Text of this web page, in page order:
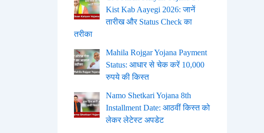
Kist Kab Aayegi 2026: जानें
तारीख और Status Check का
तरीका
Mahila Rojgar Yojana Payment
Status: आधार से चेक करें 10,000
रुपये की किस्त
Namo Shetkari Yojana 8th
Installment Date: आठवीं किस्त को
लेकर लेटेस्ट अपडेट